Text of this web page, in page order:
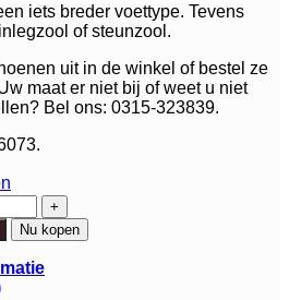
iets breder voettype. Tevens
of steunzool.
uit in de winkel of bestel ze
maat er niet bij of weet u niet
Bel ons: 0315-323839.
Nu kopen